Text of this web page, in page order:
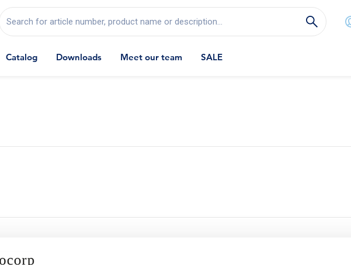
Search for article number, product name or description...
Catalog Downloads Meet our team SALE